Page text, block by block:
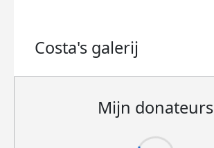
Costa's galerij
Mijn donateurs